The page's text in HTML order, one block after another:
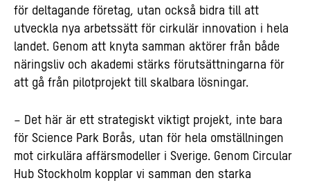
för deltagande företag, utan också bidra till att
utveckla nya arbetssätt för cirkulär innovation i hela
landet. Genom att knyta samman aktörer från både
näringsliv och akademi stärks förutsättningarna för
att gå från pilotprojekt till skalbara lösningar.
– Det här är ett strategiskt viktigt projekt, inte bara
för Science Park Borås, utan för hela omställningen
mot cirkulära affärsmodeller i Sverige. Genom Circular
Hub Stockholm kopplar vi samman den starka